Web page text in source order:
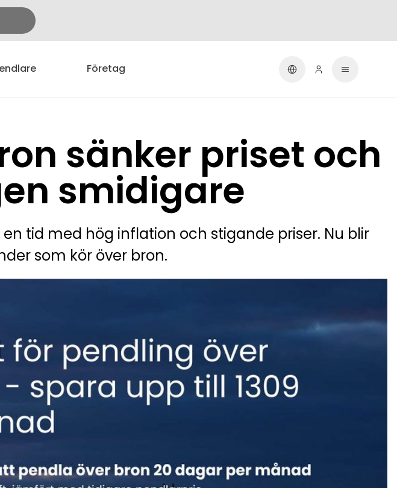
Företag
sänker priset och
smidigare
tid med hög inflation och stigande priser. Nu blir
som kör över bron.